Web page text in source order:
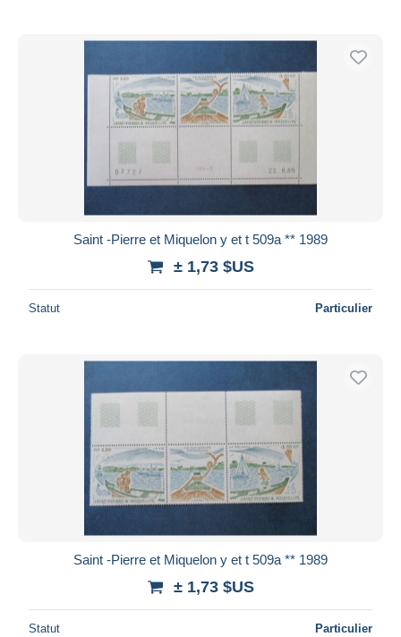
Saint -Pierre et Miquelon y et t 509a ** 1989
± 1,73 $US
Statut Particulier
Saint -Pierre et Miquelon y et t 509a ** 1989
± 1,73 $US
Statut Particulier